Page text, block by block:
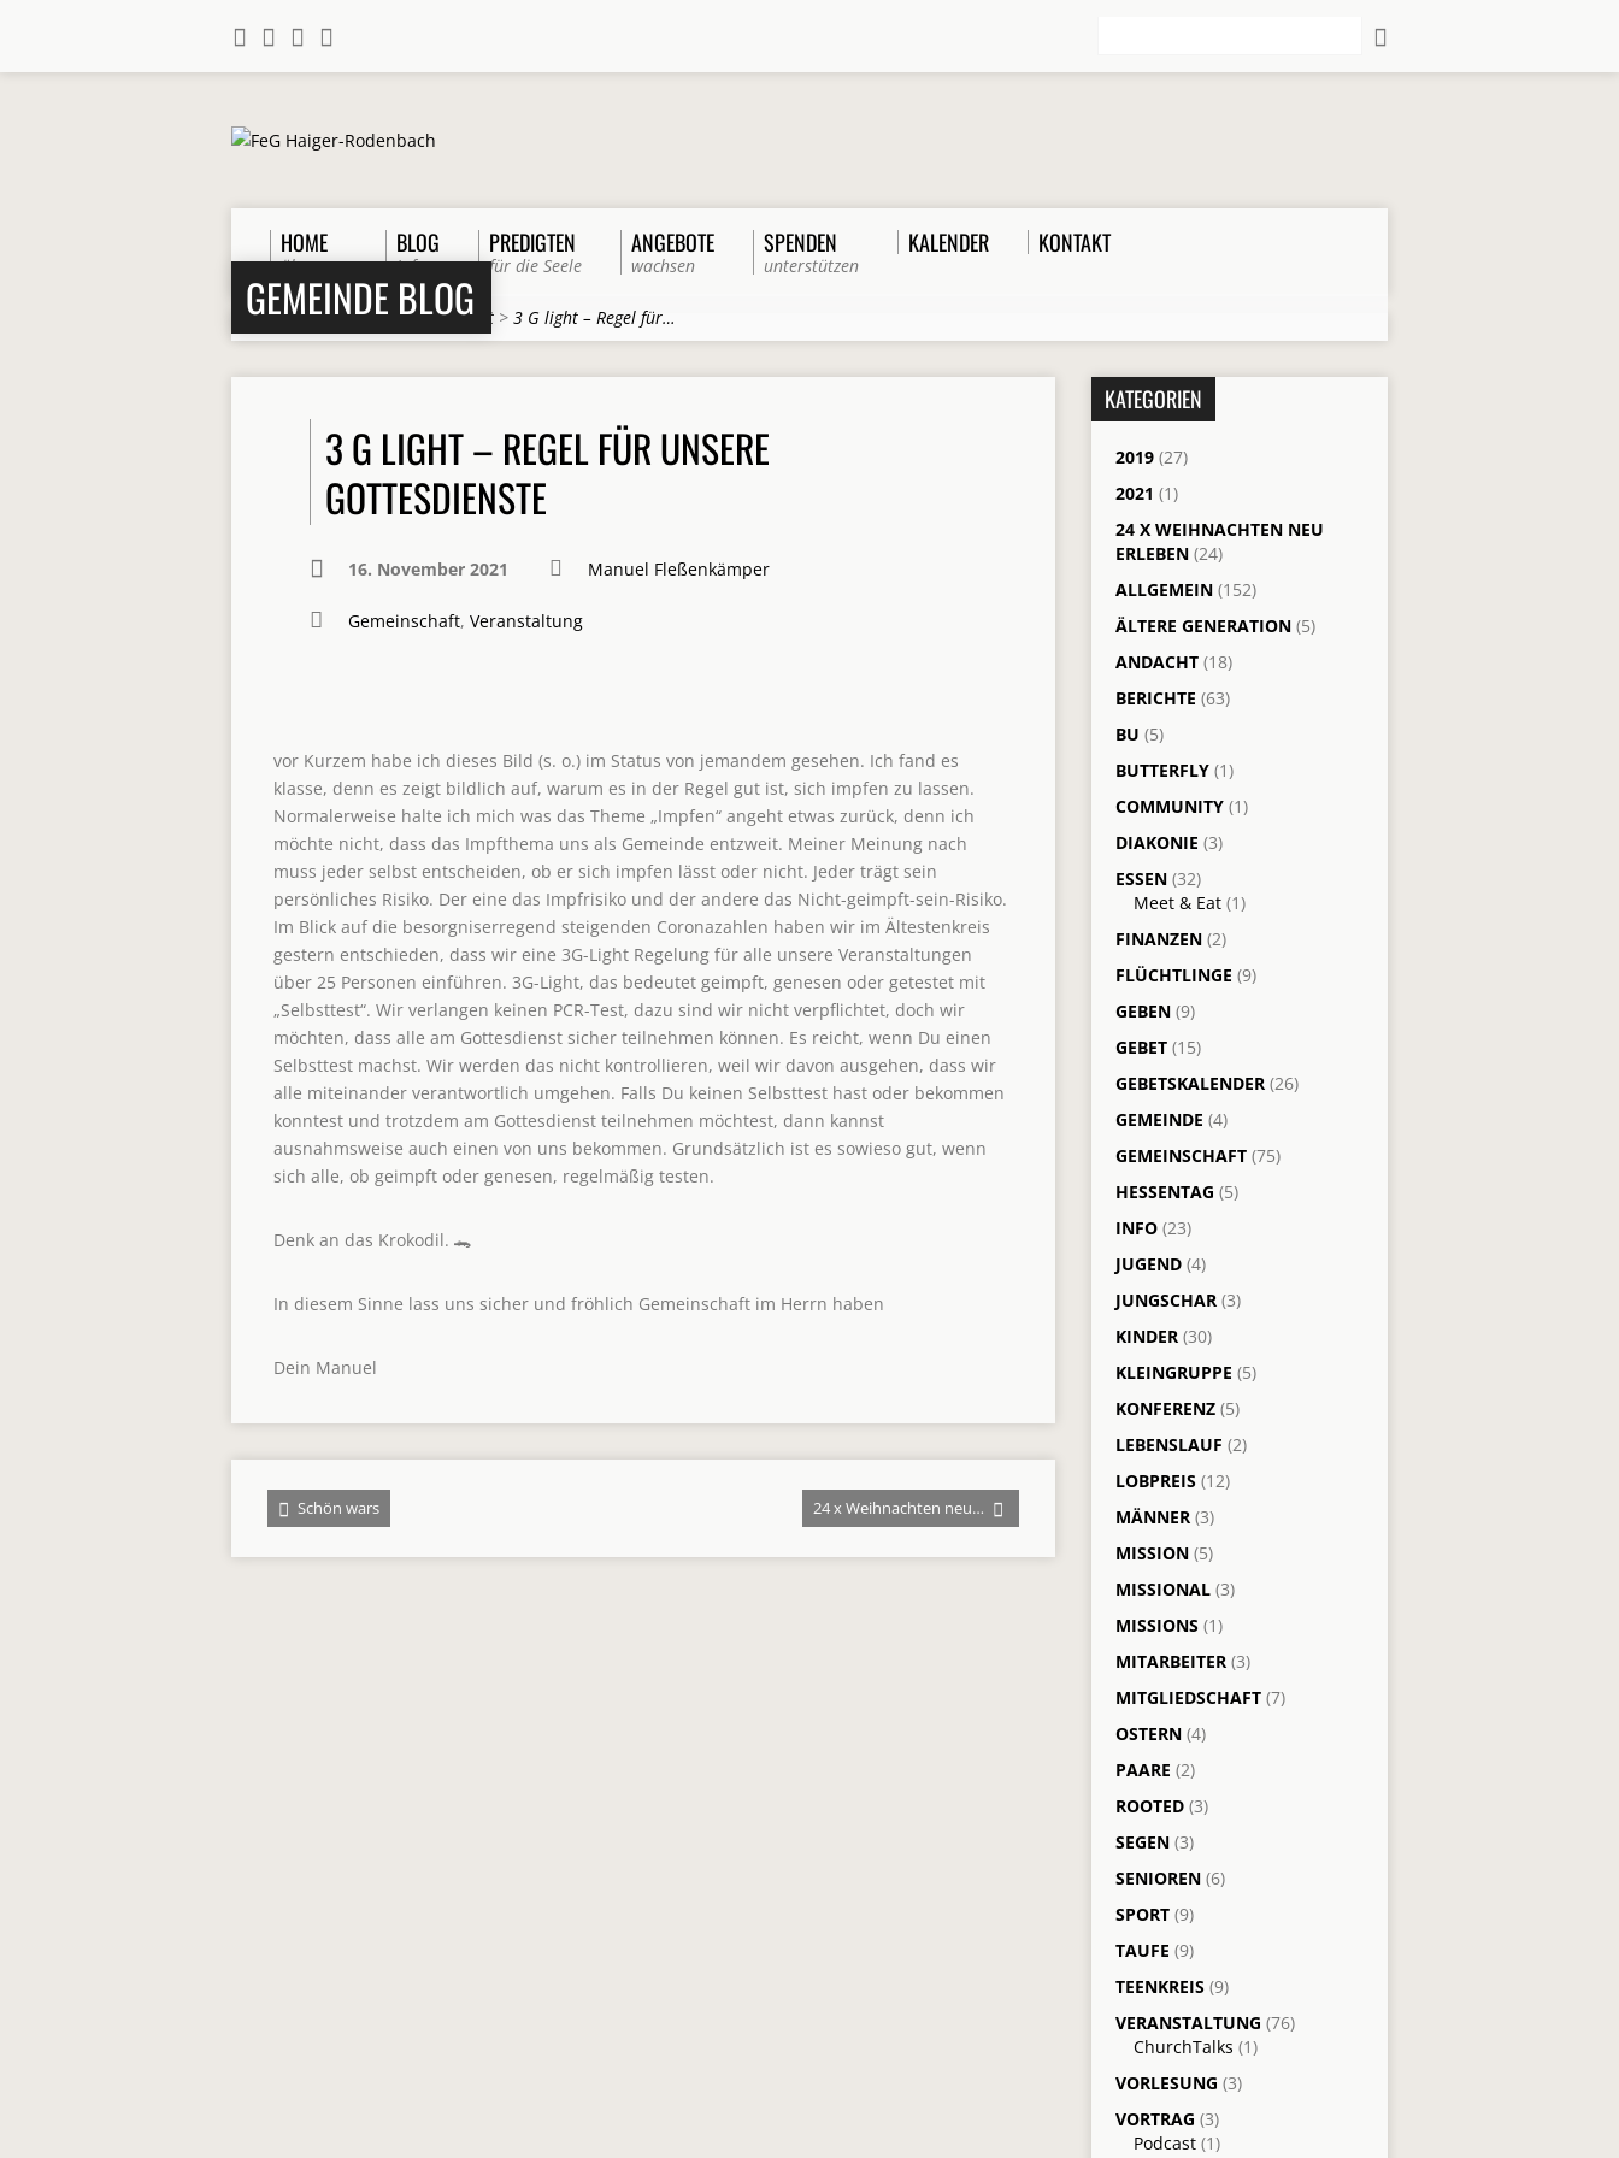
HOME
über uns
BLOG
Infos
PREDIGTEN
für die Seele
ANGEBOTE
wachsen
SPENDEN
unterstützen
KALENDER KONTAKT
GEMEINDE BLOG
Home> Beiträge > Gemeinschaft > 3 G light – Regel für…
3 G LIGHT – REGEL FÜR UNSERE
GOTTESDIENSTE
16. November 2021 Manuel Fleßenkämper
Gemeinschaft, Veranstaltung
vor Kurzem habe ich dieses Bild (s. o.) im Status von jemandem gesehen. Ich fand es
klasse, denn es zeigt bildlich auf, warum es in der Regel gut ist, sich impfen zu lassen.
Normalerweise halte ich mich was das Theme „Impfen“ angeht etwas zurück, denn ich
möchte nicht, dass das Impfthema uns als Gemeinde entzweit. Meiner Meinung nach
muss jeder selbst entscheiden, ob er sich impfen lässt oder nicht. Jeder trägt sein
persönliches Risiko. Der eine das Impfrisiko und der andere das Nicht-geimpft-sein-Risiko.
Im Blick auf die besorgniserregend steigenden Coronazahlen haben wir im Ältestenkreis
gestern entschieden, dass wir eine 3G-Light Regelung für alle unsere Veranstaltungen
über 25 Personen einführen. 3G-Light, das bedeutet geimpft, genesen oder getestet mit
„Selbsttest“. Wir verlangen keinen PCR-Test, dazu sind wir nicht verpflichtet, doch wir
möchten, dass alle am Gottesdienst sicher teilnehmen können. Es reicht, wenn Du einen
Selbsttest machst. Wir werden das nicht kontrollieren, weil wir davon ausgehen, dass wir
alle miteinander verantwortlich umgehen. Falls Du keinen Selbsttest hast oder bekommen
konntest und trotzdem am Gottesdienst teilnehmen möchtest, dann kannst
ausnahmsweise auch einen von uns bekommen. Grundsätzlich ist es sowieso gut, wenn
sich alle, ob geimpft oder genesen, regelmäßig testen.
Denk an das Krokodil. 🐊
In diesem Sinne lass uns sicher und fröhlich Gemeinschaft im Herrn haben
Dein Manuel
Schön wars 24 x Weihnachten neu…
KATEGORIEN
2019 (27)
2021 (1)
24 X WEIHNACHTEN NEU
ERLEBEN (24)
ALLGEMEIN (152)
ÄLTERE GENERATION (5)
ANDACHT (18)
BERICHTE (63)
BU (5)
BUTTERFLY (1)
COMMUNITY (1)
DIAKONIE (3)
ESSEN (32)
Meet & Eat (1)
FINANZEN (2)
FLÜCHTLINGE (9)
GEBEN (9)
GEBET (15)
GEBETSKALENDER (26)
GEMEINDE (4)
GEMEINSCHAFT (75)
HESSENTAG (5)
INFO (23)
JUGEND (4)
JUNGSCHAR (3)
KINDER (30)
KLEINGRUPPE (5)
KONFERENZ (5)
LEBENSLAUF (2)
LOBPREIS (12)
MÄNNER (3)
MISSION (5)
MISSIONAL (3)
MISSIONS (1)
MITARBEITER (3)
MITGLIEDSCHAFT (7)
OSTERN (4)
PAARE (2)
ROOTED (3)
SEGEN (3)
SENIOREN (6)
SPORT (9)
TAUFE (9)
TEENKREIS (9)
VERANSTALTUNG (76)
ChurchTalks (1)
VORLESUNG (3)
VORTRAG (3)
Podcast (1)